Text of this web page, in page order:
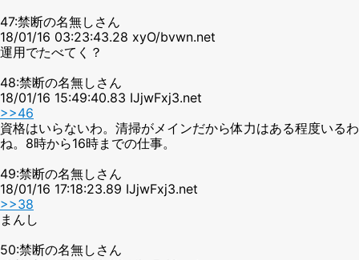
47:禁断の名無しさん
18/01/16 03:23:43.28 xyO/bvwn.net
運用でたべてく？
48:禁断の名無しさん
18/01/16 15:49:40.83 IJjwFxj3.net
>>46
資格はいらないわ。清掃がメインだから体力はある程度いるわ
ね。8時から16時までの仕事。
49:禁断の名無しさん
18/01/16 17:18:23.89 IJjwFxj3.net
>>38
まんし
50:禁断の名無しさん